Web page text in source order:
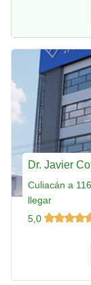
Dr. Javier
Culiacán a
llegar
5,0